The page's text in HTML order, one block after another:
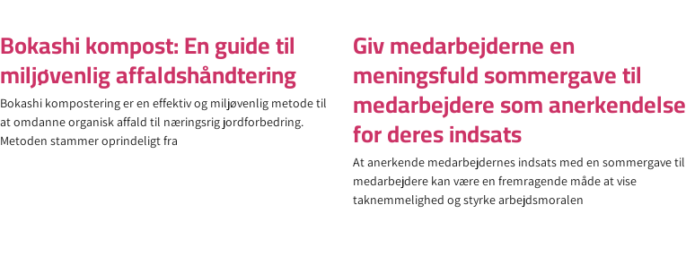
Bokashi kompost: En guide til
miljøvenlig affaldshåndtering
Bokashi kompostering er en effektiv og miljøvenlig metode til
at omdanne organisk affald til næringsrig jordforbedring.
Metoden stammer oprindeligt fra
Giv medarbejderne en
meningsfuld sommergave til
medarbejdere som anerkendelse
for deres indsats
At anerkende medarbejdernes indsats med en sommergave til
medarbejdere kan være en fremragende måde at vise
taknemmelighed og styrke arbejdsmoralen